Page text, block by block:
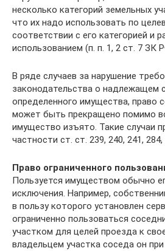
несколько категорий земельных
что их надо использовать по
соответствии с его категорией и
использованием (п. п. 1, 2 ст. 7 ЗК
В ряде случаев за нарушение
законодательства о надлежащем
определенного имущества, право
может быть прекращено помимо
имущество изъято. Такие случаи
частности ст. ст. 239, 240, 241,
Право ограниченного
Пользуется имуществом обычно
исключения. Например,
в пользу которого установлен
ограниченно пользоваться
участком для целей проезда к
владельцем участка соседа он